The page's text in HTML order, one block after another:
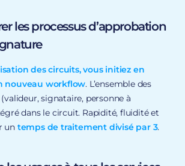
les processus d’approbation
des circuits, vous initiez en
nouveau workflow. L’ensemble des
signataire, personne à
dans le circuit. Rapidité, fluidité et
un temps de traitement divisé par 3​.